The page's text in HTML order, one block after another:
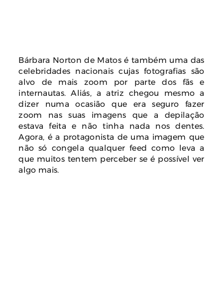
Bárbara Norton de Matos é também uma das
celebridades nacionais cujas fotografias são
alvo de mais zoom por parte dos fãs e
internautas. Aliás, a atriz chegou mesmo a
dizer numa ocasião que era seguro fazer
zoom nas suas imagens que a depilação
estava feita e não tinha nada nos dentes.
Agora, é a protagonista de uma imagem que
não só congela qualquer feed como leva a
que muitos tentem perceber se é possível ver
algo mais.